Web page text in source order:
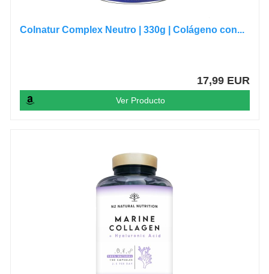
Colnatur Complex Neutro | 330g | Colágeno con...
17,99 EUR
Ver Producto